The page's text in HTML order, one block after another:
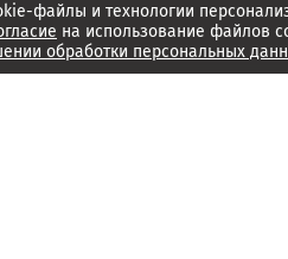
файлы и технологии
на использование файлов
обработки персональных